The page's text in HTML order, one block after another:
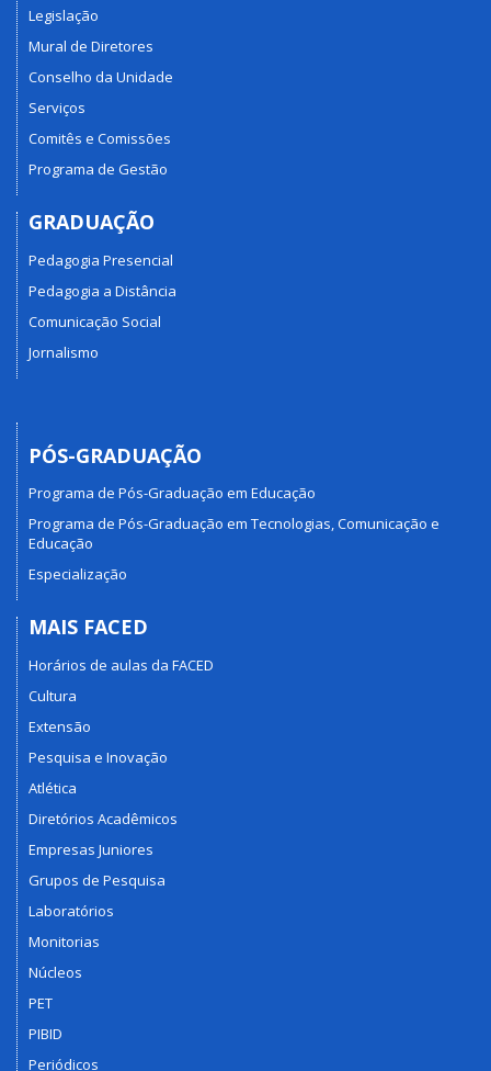
Legislação
Mural de Diretores
Conselho da Unidade
Serviços
Comitês e Comissões
Programa de Gestão
GRADUAÇÃO
Pedagogia Presencial
Pedagogia a Distância
Comunicação Social
Jornalismo
PÓS-GRADUAÇÃO
Programa de Pós-Graduação em Educação
Programa de Pós-Graduação em Tecnologias, Comunicação e
Educação
Especialização
MAIS FACED
Horários de aulas da FACED
Cultura
Extensão
Pesquisa e Inovação
Atlética
Diretórios Acadêmicos
Empresas Juniores
Grupos de Pesquisa
Laboratórios
Monitorias
Núcleos
PET
PIBID
Periódicos